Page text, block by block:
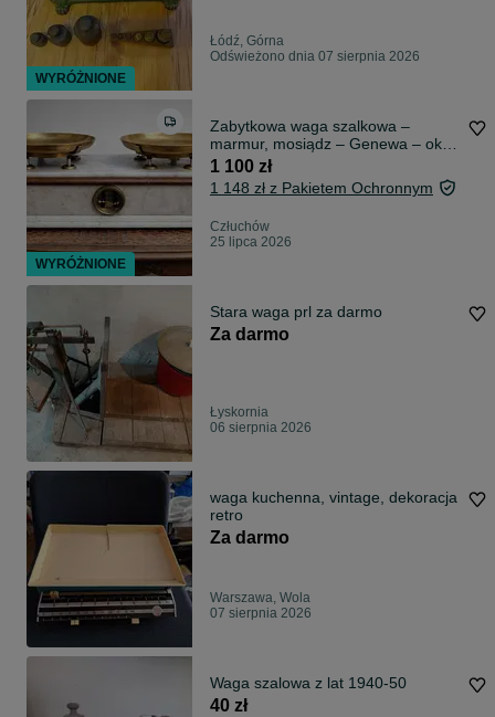
Łódź, Górna
Odświeżono dnia 07 sierpnia 2026
Zabytkowa waga szalkowa –
marmur, mosiądz – Genewa – ok.
1883 r.
1 100 zł
1 148 zł z Pakietem Ochronnym
Człuchów
25 lipca 2026
Stara waga prl za darmo
Za darmo
Łyskornia
06 sierpnia 2026
waga kuchenna, vintage, dekoracja
retro
Za darmo
Warszawa, Wola
07 sierpnia 2026
Waga szalowa z lat 1940-50
40 zł
WYRÓŻNIONE
WYRÓŻNIONE